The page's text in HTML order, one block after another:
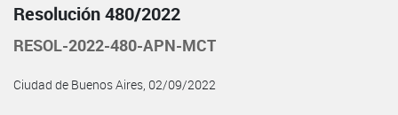
Resolución 480/2022
RESOL-2022-480-APN-MCT
Ciudad de Buenos Aires, 02/09/2022